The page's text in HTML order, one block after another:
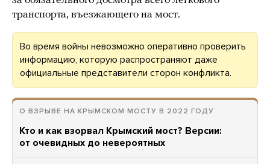
транспорта, въезжающего на мост.
Во время войны невозможно оперативно проверить
информацию, которую распространяют даже
официальные представители сторон конфликта.
О ВЗРЫВЕ НА КРЫМСКОМ МОСТУ В 2022 ГОДУ
Кто и как взорвал Крымский мост? Версии:
от очевидных до невероятных